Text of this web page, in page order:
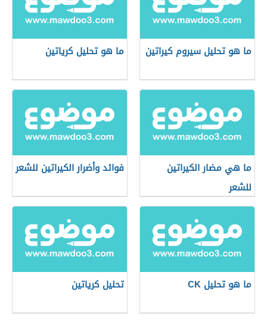
ما هو تحليل سيروم كيراتين ما هو تحليل كرياتين
ما هي مضار الكيراتين
للشعر
فوائد وأضرار الكيراتين للشعر
ما هو تحليل CK تحليل كرياتين